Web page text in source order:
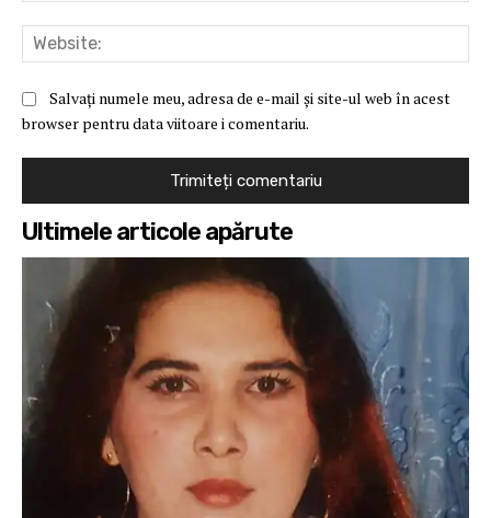
Salvați numele meu, adresa de e-mail și site-ul web în acest
browser pentru data viitoare i comentariu.
Ultimele articole apărute